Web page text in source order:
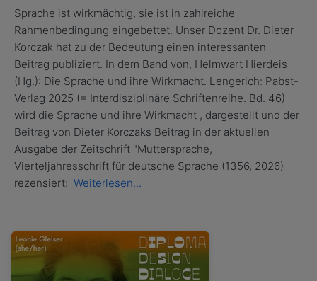
Sprache ist wirkmächtig, sie ist in zahlreiche
Rahmenbedingung eingebettet. Unser Dozent Dr. Dieter
Korczak hat zu der Bedeutung einen interessanten
Beitrag publiziert. In dem Band von, Helmwart Hierdeis
(Hg.): Die Sprache und ihre Wirkmacht. Lengerich: Pabst-
Verlag 2025 (= Interdisziplinäre Schriftenreihe. Bd. 46)
wird die Sprache und ihre Wirkmacht , dargestellt und der
Beitrag von Dieter Korczaks Beitrag in der aktuellen
Ausgabe der Zeitschrift "Muttersprache,
Vierteljahresschrift für deutsche Sprache (1356, 2026)
rezensiert: Weiterlesen...